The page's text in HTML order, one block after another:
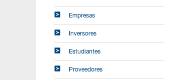
Empresas
Inversores
Estudiantes
Proveedores